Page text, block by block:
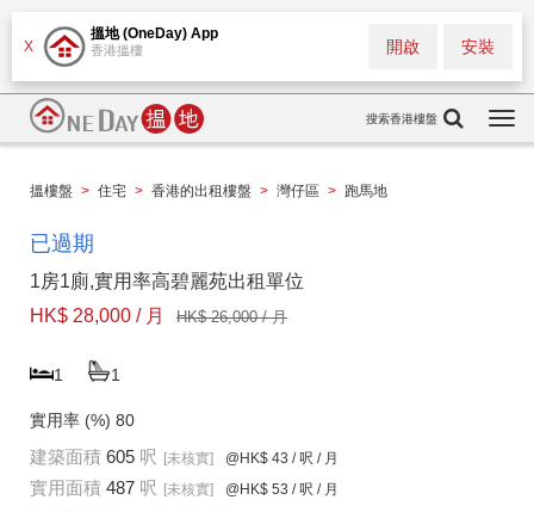
X
搵地 (OneDay) App
香港搵樓 安裝
開啟
搜索香港樓盤
搵樓盤 > 住宅 > 香港的出租樓盤 > 灣仔區 > 跑馬地
已過期
1房1廁,實用率高碧麗苑出租單位
HK$ 28,000 / 月
HK$ 26,000 / 月
1 1
實用率 (%) 80
建築面積 605 呎 [未核實] @HK$ 43 / 呎 / 月
實用面積 487 呎 [未核實] @HK$ 53 / 呎 / 月